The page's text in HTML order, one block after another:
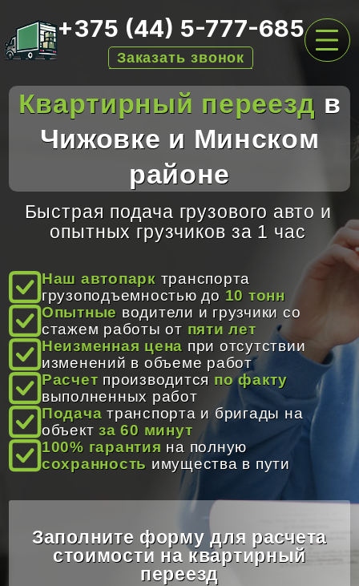
+375 (44) 5-777-685
Заказать звонок
ГЛАВНАЯ
УСЛУГИ ПО ВЫВОЗУ
АРЕНДА КОНТЕЙНЕРОВ
ЦЕНЫ
О НАС
ОТЗЫВЫ
КОНТАКТЫ
Время работы: 8:00 - 20:00
Email: info@gruzoperevozki-bel.by
Квартирный переезд в
Чижовке и Минском
районе
Быстрая подача грузового авто и
опытных грузчиков за 1 час
Наш автопарк транспорта
грузоподъемностью до 10 тонн
Опытные водители и грузчики со
стажем работы от пяти лет
Неизменная цена при отсутствии
изменений в объеме работ
Расчет производится по факту
выполненных работ
Подача транспорта и бригады на
объектза 60 минут
100% гарантия на полную
сохранность имущества в пути
Заполните форму для расчета
стоимости на квартирный
переезд